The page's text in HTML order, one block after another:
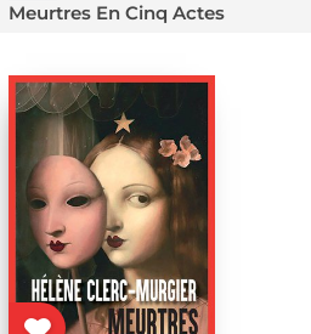
Meurtres En Cinq Actes